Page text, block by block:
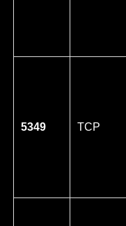
5349 TCP